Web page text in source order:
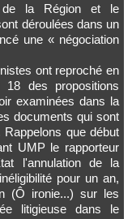
de la Région et le
déroulées dans un
une « négociation
ont reproché en
des propositions
examinées dans la
documents qui sont
que début
UMP le rapporteur
l'annulation de la
pour un an,
(Ô ironie...) sur les
litigieuse dans le